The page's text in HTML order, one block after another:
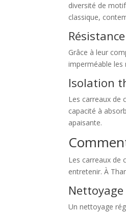
diversité de
classique,
Grâce à leur
imperméable les
Isolation
Les carreaux de
capacité à
apaisante.
Les carreaux de
entretenir. À
Un nettoyage